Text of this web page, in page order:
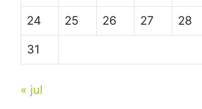
24 25 26 27 28
31
« jul